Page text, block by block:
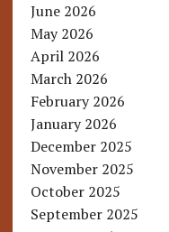
June 2026
May 2026
April 2026
March 2026
February 2026
January 2026
December 2025
November 2025
October 2025
September 2025